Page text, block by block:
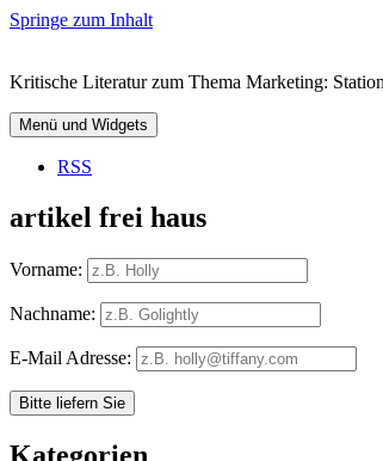
Springe zum Inhalt
Kritische Literatur zum Thema Marketing:
Menü und Widgets
RSS
artikel frei haus
Vorname:
Nachname:
E-Mail Adresse:
Kategorien